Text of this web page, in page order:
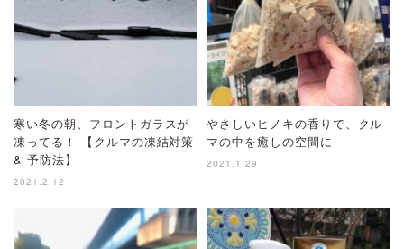
寒い冬の朝、フロントガラスが
凍ってる！ 【クルマの凍結対策
& 予防法】
2021.2.12
やさしいヒノキの香りで、クル
マの中を癒しの空間に
2021.1.29